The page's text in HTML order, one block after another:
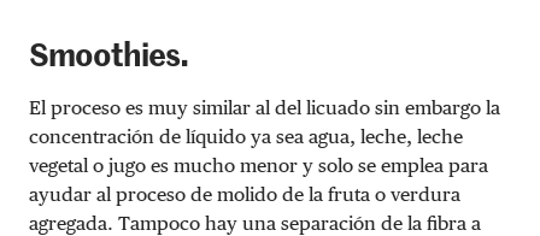
Smoothies.
El proceso es muy similar al del licuado sin embargo la
concentración de líquido ya sea agua, leche, leche
vegetal o jugo es mucho menor y solo se emplea para
ayudar al proceso de molido de la fruta o verdura
agregada. Tampoco hay una separación de la fibra a